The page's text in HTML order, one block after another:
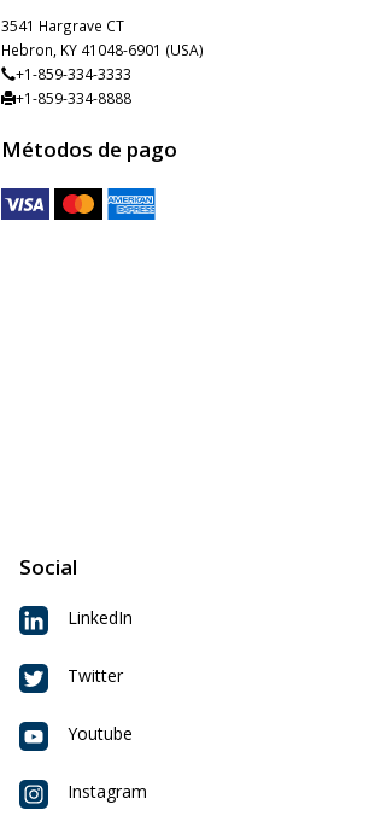
3541 Hargrave CT
Hebron, KY 41048-6901 (USA)
+1-859-334-3333
+1-859-334-8888
Métodos de pago
Social
LinkedIn
Twitter
Youtube
Instagram